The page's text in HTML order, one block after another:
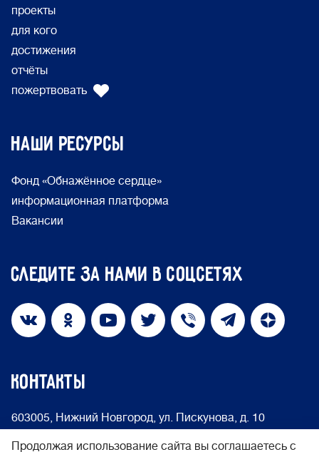
проекты
для кого
достижения
отчёты
пожертвовать
Наши ресурсы
Фонд «Обнажённое сердце»
информационная платформа
Вакансии
Следите за нами в соцсетях
КОНТАКТЫ
603005, Нижний Новгород, ул. Пискунова, д. 10
info@nakedheart.ru
8 (800) 500-66-75
Продолжая использование сайта вы соглашаетесь с